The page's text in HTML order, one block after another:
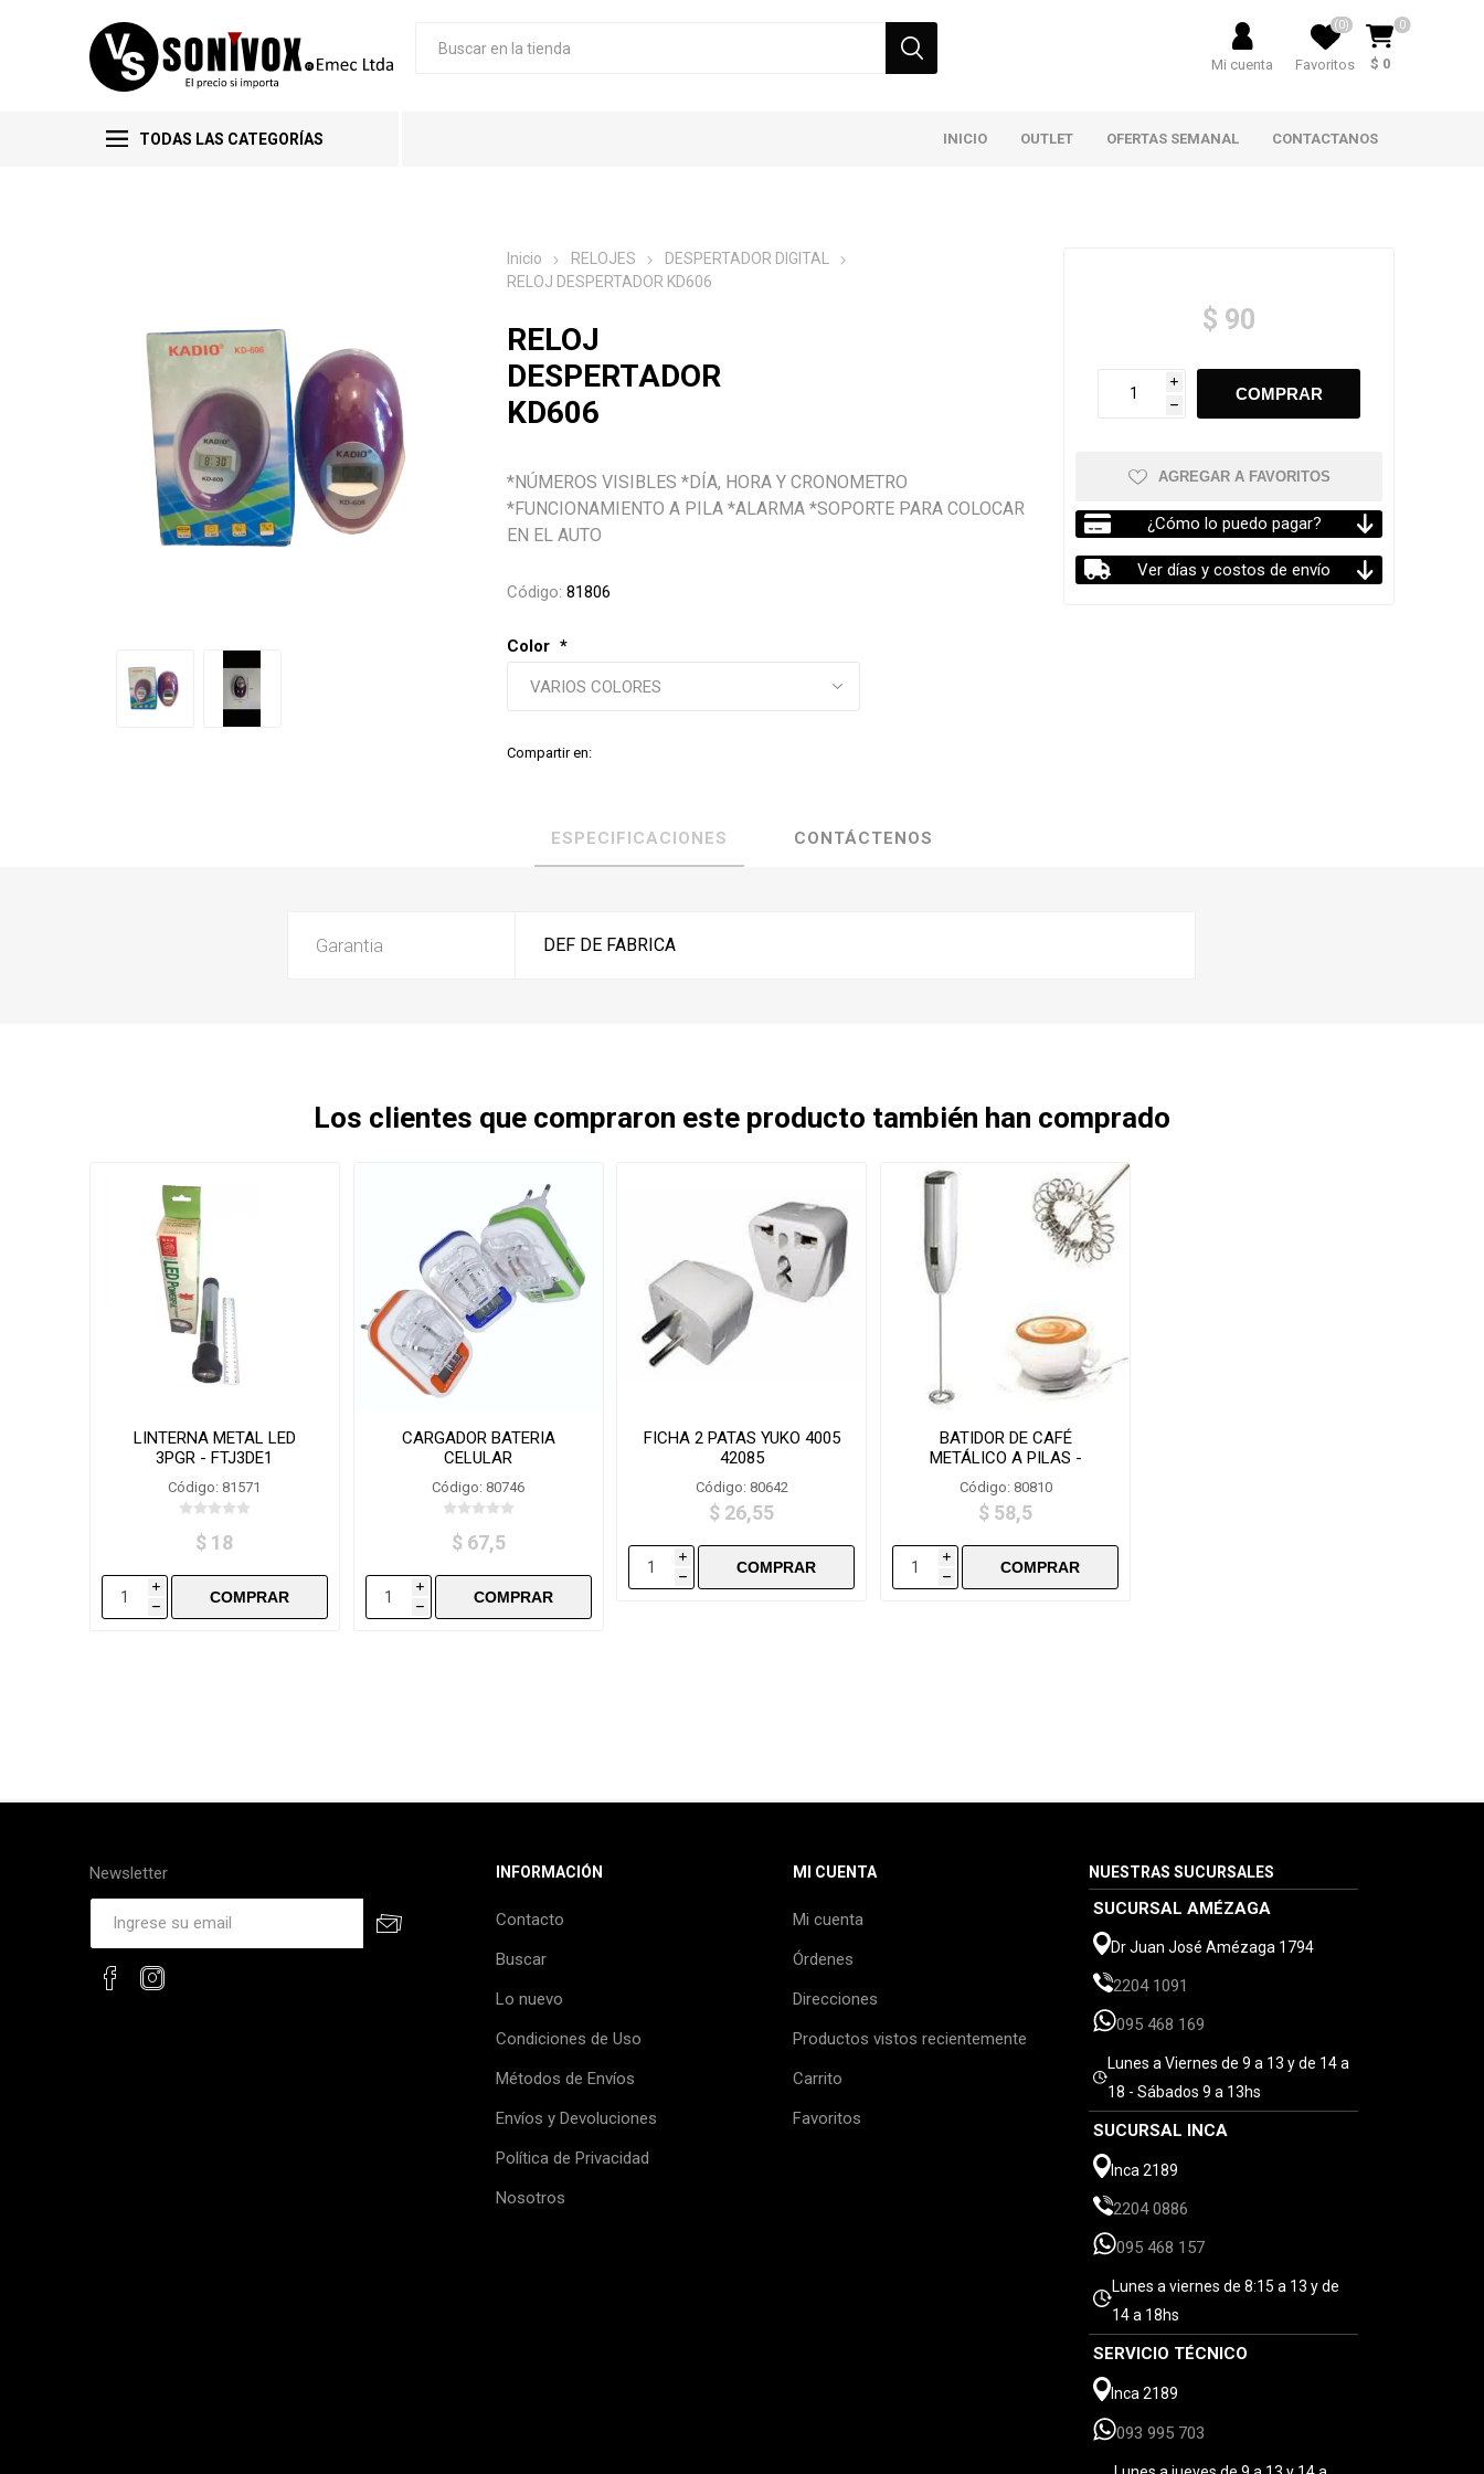
Mi cuenta Favoritos
(0) 0
$ 0
TODAS LAS CATEGORÍAS INICIO OUTLET OFERTAS SEMANAL CONTACTANOS
Inicio RELOJES
DESPERTADOR DIGITAL
RELOJ DESPERTADOR KD606
RELOJ
DESPERTADOR
KD606
*NÚMEROS VISIBLES *DÍA, HORA Y CRONOMETRO
*FUNCIONAMIENTO A PILA *ALARMA *SOPORTE PARA COLOCAR
EN EL AUTO
Código: 81806
Color *
Compartir en:
$ 90
i
h
AGREGAR A FAVORITOS
¿Cómo lo puedo pagar?
Ver días y costos de envío
ESPECIFICACIONES CONTÁCTENOS
Garantia DEF DE FABRICA
Los clientes que compraron este producto también han comprado
LINTERNA METAL LED
3PGR - FTJ3DE1
Código: 81571
$ 18
i
h
CARGADOR BATERIA
CELULAR
SDTCU77/JQ09001/e6090/DT1
Código: 80746
$ 67,5
i
h
FICHA 2 PATAS YUKO 4005
42085
Código: 80642
$ 26,55
i
h
BATIDOR DE CAFÉ
METÁLICO A PILAS -
F601/FB-664
Código: 80810
$ 58,5
i
h
Newsletter INFORMACIÓN
Contacto
Buscar
Lo nuevo
Condiciones de Uso
Métodos de Envíos
Envíos y Devoluciones
Política de Privacidad
Nosotros
MI CUENTA
Mi cuenta
Órdenes
Direcciones
Productos vistos recientemente
Carrito
Favoritos
NUESTRAS SUCURSALES
SUCURSAL AMÉZAGA
Dr Juan José Amézaga 1794
2204 1091
095 468 169
Lunes a Viernes de 9 a 13 y de 14 a
18 - Sábados 9 a 13hs
SUCURSAL INCA
Inca 2189
2204 0886
095 468 157
Lunes a viernes de 8:15 a 13 y de
14 a 18hs
SERVICIO TÉCNICO
Inca 2189
093 995 703